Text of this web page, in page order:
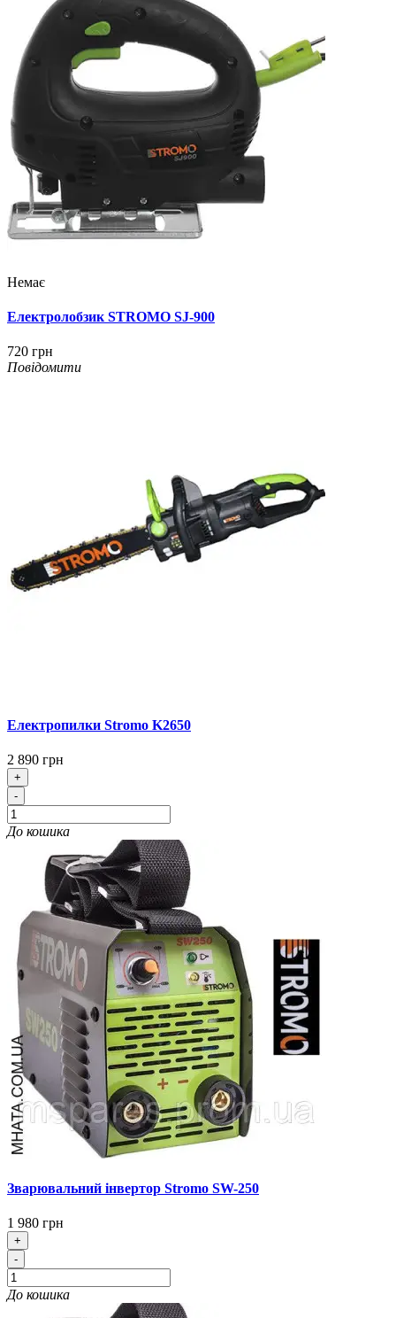
Немає
Електролобзик STROMO SJ-900
720 грн
Повідомити
Електропилки Stromo K2650
2 890 грн
+
-
До кошика
Зварювальний інвертор Stromo SW-250
1 980 грн
+
-
До кошика